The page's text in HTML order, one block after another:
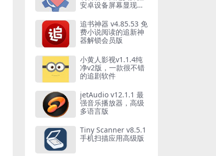
安卓设备屏幕显现方
追书神器 v4.85.53 免
费小说阅读的追新神
器解锁会员版
小黄人影视v1.1.4纯
净v2版，一款很不错
的追剧软件
jetAudio v12.1.1 最
强音乐播放器，高级
多语言版
Tiny Scanner v8.5.1
手机扫描应用高级版